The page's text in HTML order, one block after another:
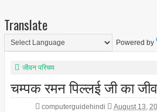
Translate
Powered by
जीवन परिचय
चम्पक रमन पिल्लई जी का
computerguidehindi August 13,